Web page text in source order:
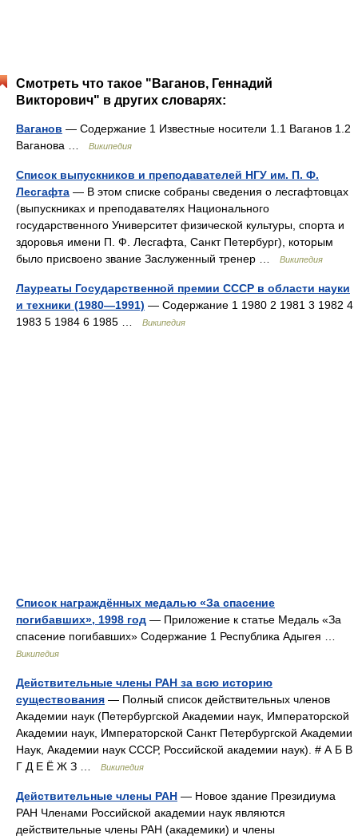
Смотреть что такое "Ваганов, Геннадий
Викторович" в других словарях:
Ваганов — Содержание 1 Известные носители 1.1 Ваганов 1.2
Ваганова …
Википедия
Список выпускников и преподавателей НГУ им. П. Ф.
Лесгафта — В этом списке собраны сведения о лесгафтовцах
(выпускниках и преподавателях Национального
государственного Университет физической культуры, cпорта и
здоровья имени П. Ф. Лесгафта, Санкт Петербург), которым
было присвоено звание Заслуженный тренер …
Википедия
Лауреаты Государственной премии СССР в области науки
и техники (1980—1991) — Содержание 1 1980 2 1981 3 1982 4
1983 5 1984 6 1985 …
Википедия
Список награждённых медалью «За спасение
погибавших», 1998 год — Приложение к статье Медаль «За
спасение погибавших» Содержание 1 Республика Адыгея …
Википедия
Действительные члены РАН за всю историю
существования — Полный список действительных членов
Академии наук (Петербургской Академии наук, Императорской
Академии наук, Императорской Санкт Петербургской Академии
Наук, Академии наук СССР, Российской академии наук). # А Б В
Г Д Е Ё Ж З …
Википедия
Действительные члены РАН — Новое здание Президиума
РАН Членами Российской академии наук являются
действительные члены РАН (академики) и члены